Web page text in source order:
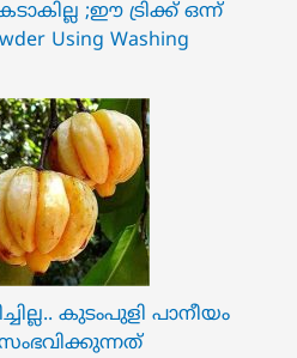
;ഈ ട്രിക്ക് ഒന്ന്
Using Washing
ക‍ു‌ടംപുളി പാനീയം